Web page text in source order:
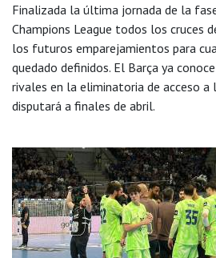
Finalizada la última jornada de la
Champions League todos los cruces
los futuros emparejamientos para
quedado definidos. El Barça ya
rivales en la eliminatoria de acceso a
disputará a finales de abril.